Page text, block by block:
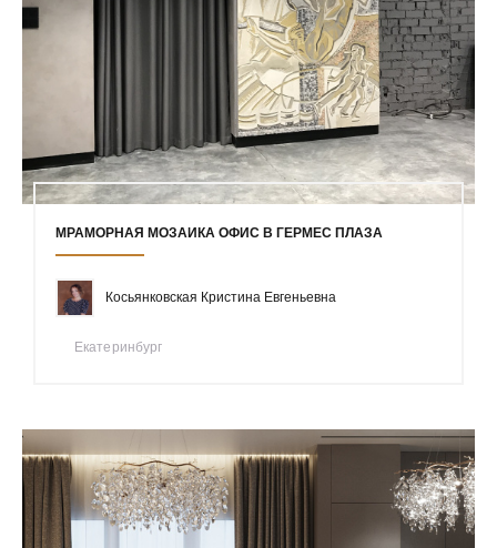
МРАМОРНАЯ МОЗАИКА ОФИС В ГЕРМЕС ПЛАЗА
Косьянковская Кристина Евгеньевна
Екатеринбург